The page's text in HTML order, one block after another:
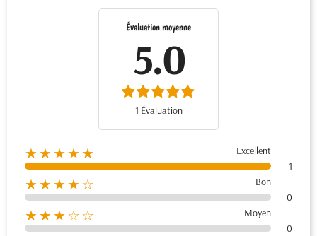
Évaluation moyenne
5.0
1 Évaluation
★★★★★
Excellent
1
★★★★☆
Bon
0
★★★☆☆
Moyen
0